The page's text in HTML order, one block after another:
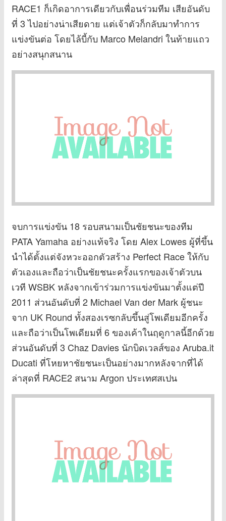
RACE1 ก็เกิดอาการเดียวกับเพื่อนร่วมทีม เสียอันดับ
ที่ 3 ไปอย่างน่าเสียดาย แต่เจ้าตัวก็กลับมาทำการ
แข่งขันต่อ โดยไล้บี้กับ Marco Melandri ในท้ายแถว
อย่างสนุกสนาน
จบการแข่งขัน 18 รอบสนามเป็นชัยชนะของทีม
PATA Yamaha อย่างแท้จริง โดย Alex Lowes ผู้ที่ขึ้น
นำได้ตั้งแต่จังหวะออกตัวสร้าง Perfect Race ให้กับ
ตัวเองและถือว่าเป็นชัยชนะครั้งแรกของเจ้าตัวบน
เวที WSBK หลังจากเข้าร่วมการแข่งขันมาตั้งแต่ปี
2011 ส่วนอันดับที่ 2 Michael Van der Mark ผู้ชนะ
จาก UK Round ทั้งสองเรซกลับขึ้นสู่โพเดียมอีกครั้ง
และถือว่าเป็นโพเดียมที่ 6 ของเค้าในฤดูกาลนี้อีกด้วย
ส่วนอันดับที่ 3 Chaz Davies นักบิดเวลส์ของ Aruba.it
Ducati ที่โหยหาชัยชนะเป็นอย่างมากหลังจากที่ได้
ล่าสุดที่ RACE2 สนาม Argon ประเทศสเปน